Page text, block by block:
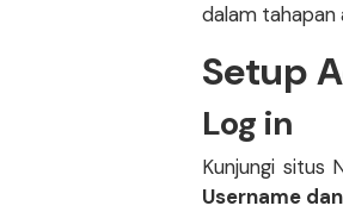
dalam tahapan
Setup
Log in
Kunjungi situs
Username